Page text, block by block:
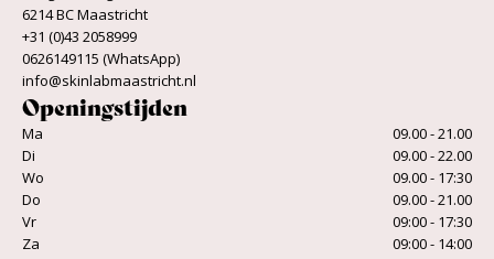
6214 BC Maastricht
+31 (0)43 2058999
0626149115 (WhatsApp)
info@skinlabmaastricht.nl
Openingstijden
Ma
09.00 - 21.00
Di
09.00 - 22.00
Wo
09.00 - 17:30
Do
09.00 - 21.00
Vr
09:00 - 17:30
Za
09:00 - 14:00